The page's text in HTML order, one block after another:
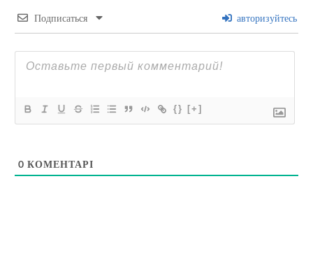
Подписаться авторизуйтесь
{} [+]
0 КОМЕНТАРІ